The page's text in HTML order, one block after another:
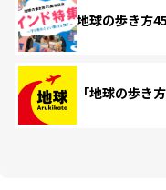
地球の歩き方
「地球の歩き